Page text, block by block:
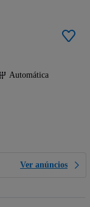
Automática
Ver anúncios